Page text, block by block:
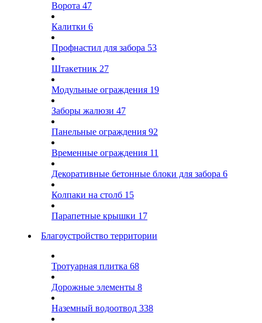
Ворота 47
Калитки 6
Профнастил для забора 53
Штакетник 27
Модульные ограждения 19
Заборы жалюзи 47
Панельные ограждения 92
Временные ограждения 11
Декоративные бетонные блоки для забора 6
Колпаки на столб 15
Парапетные крышки 17
Благоустройство территории
Тротуарная плитка 68
Дорожные элементы 8
Наземный водоотвод 338